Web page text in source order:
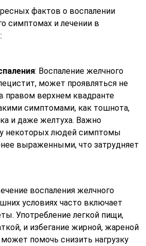
фактов о воспалении
симптомах и лечении в
: Воспаление желчного
может проявляться не
правом верхнем квадранте
симптомами, как тошнота,
и даже желтуха. Важно
некоторых людей симптомы
выраженными, что затрудняет
воспаления желчного
условиях часто включает
Употребление легкой пищи,
и избегание жирной, жареной
помочь снизить нагрузку